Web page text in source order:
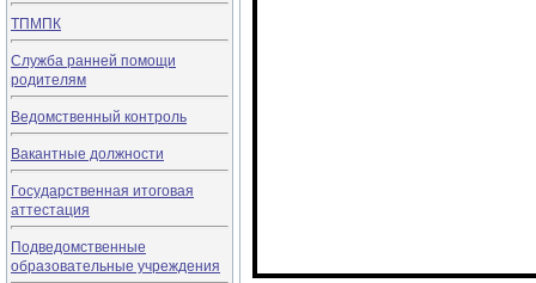
ТПМПК
Служба ранней помощи
родителям
Ведомственный контроль
Вакантные должности
Государственная итоговая
аттестация
Подведомственные
образовательные учреждения